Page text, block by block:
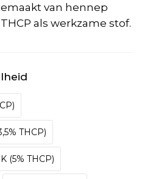
van hennep
als werkzame stof.
THCP)
(5% THCP)